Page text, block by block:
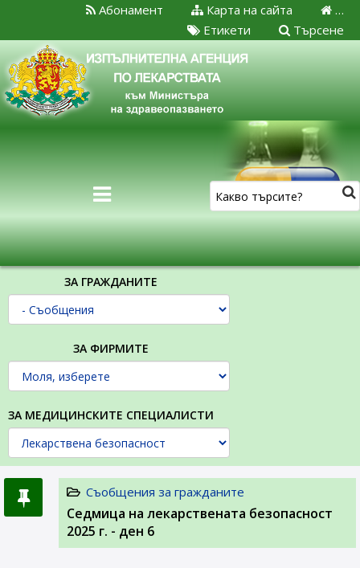
…
Карта на сайта
Абонамент
Търсене
Етикети
ЗА ГРАЖДАНИТЕ
ЗА ФИРМИТЕ
ЗА МЕДИЦИНСКИТЕ СПЕЦИАЛИСТИ
Съобщения за гражданите
Седмица на лекарствената безопасност
2025 г. - ден 6